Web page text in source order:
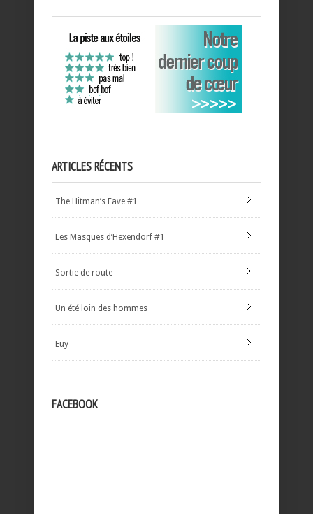
ARTICLES RÉCENTS
The Hitman’s Fave #1
Les Masques d’Hexendorf #1
Sortie de route
Un été loin des hommes
Euy
FACEBOOK